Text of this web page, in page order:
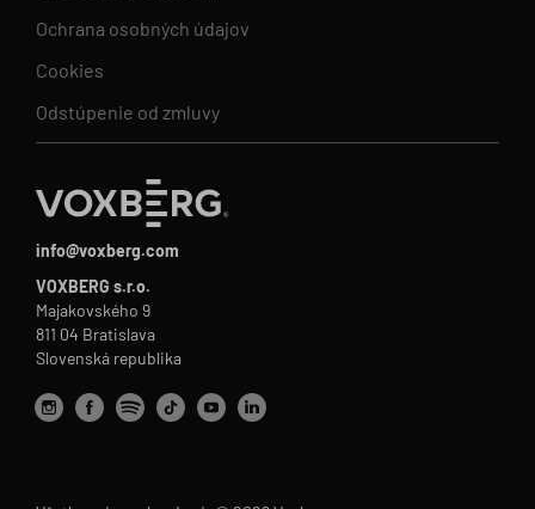
info@voxberg.com
VOXBERG s.r.o.
Majakovského 9
811 04 Bratislava
Slovenská republika
Ochrana osobných údajov
Cookies
Odstúpenie od zmluvy